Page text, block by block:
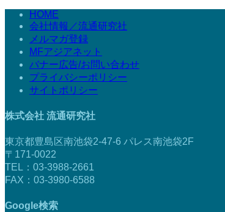
HOME
会社情報／流通研究社
メルマガ登録
MFアジアネット
バナー広告/お問い合わせ
プライバシーポリシー
サイトポリシー
株式会社 流通研究社
東京都豊島区南池袋2-47-6 パレス南池袋2F
〒171-0022
TEL：03-3988-2661
FAX：03-3980-6588
Google検索